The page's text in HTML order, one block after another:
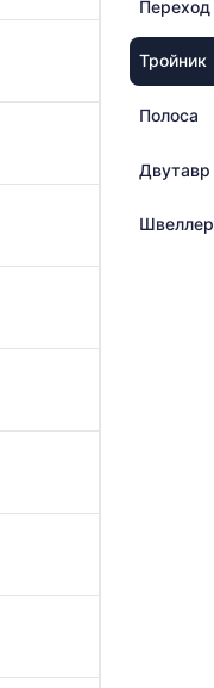
Переход
Тройник
Полоса
Двутавр
Швеллер